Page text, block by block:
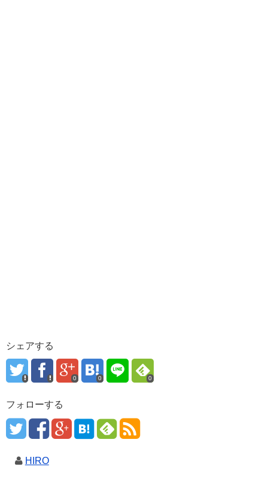
シェアする
0 0 0
フォローする
HIRO